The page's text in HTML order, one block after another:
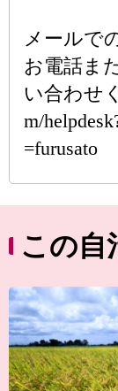
メールで
お電話ま
い合わせ
m/
=furusato
この自